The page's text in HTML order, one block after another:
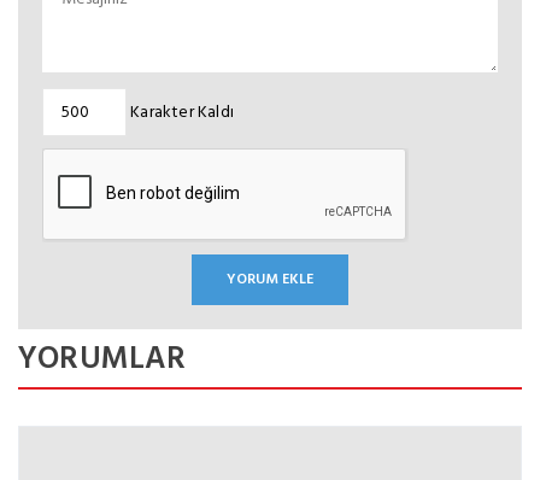
Karakter Kaldı
YORUMLAR